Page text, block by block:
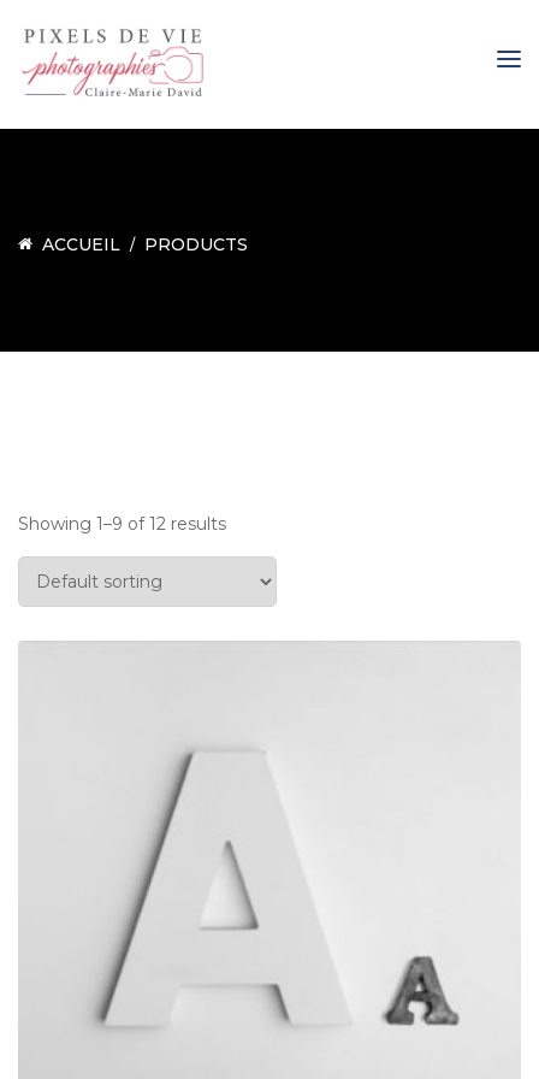
ACCUEIL PRODUCTS
Showing 1–9 of 12 results